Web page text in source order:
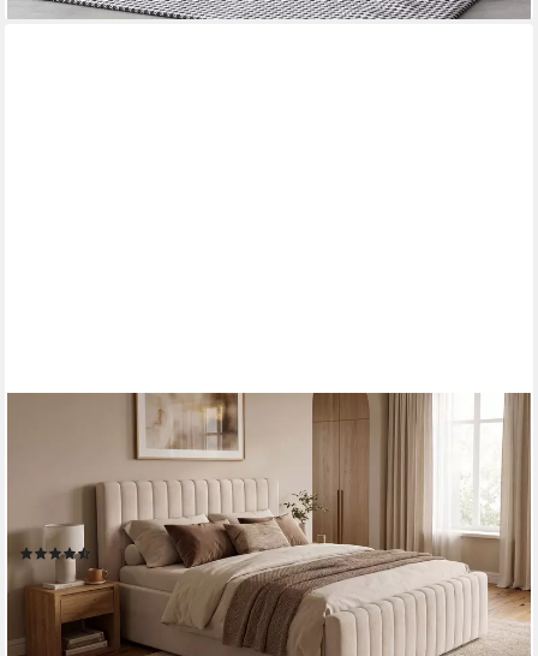
Polsterbett MOIVRE, vertikale Steppung in Rillenoptik, wahlweise
mit Bettkasten (Breite Liegefläche 120, 140, 160 oder 180cm),
Stauraumbett, gepolstertes Kopfteil, ohne Matratze, modernes
Design
ab 618,68 € UVP 959,00 €
-35%